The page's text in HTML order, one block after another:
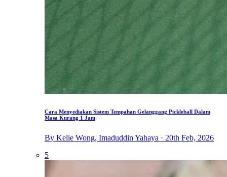
Cara Menyediakan Sistem Tempahan Gelanggang Pickleball Dalam
Masa Kurang 1 Jam
By Kelie Wong, Imaduddin Yahaya · 20th Feb, 2026
5